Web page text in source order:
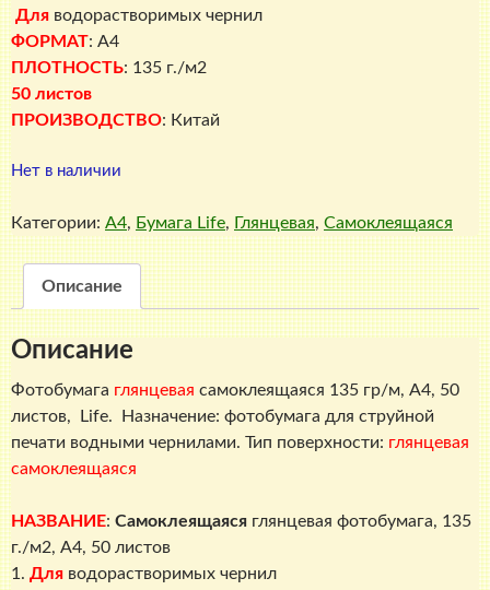
Для водорастворимых чернил
ФОРМАТ: A4
ПЛОТНОСТЬ: 135 г./м2
50 листов
ПРОИЗВОДСТВО: Китай
Нет в наличии
Категории: A4, Бумага Life, Глянцевая, Самоклеящаяся
Описание
Описание
Фотобумага глянцевая самоклеящаяся 135 гр/м, A4, 50
листов, Life. Назначение: фотобумага для струйной
печати водными чернилами. Тип поверхности: глянцевая
самоклеящаяся
НАЗВАНИЕ: Самоклеящаяся глянцевая фотобумага, 135
г./м2, A4, 50 листов
1. Для водорастворимых чернил